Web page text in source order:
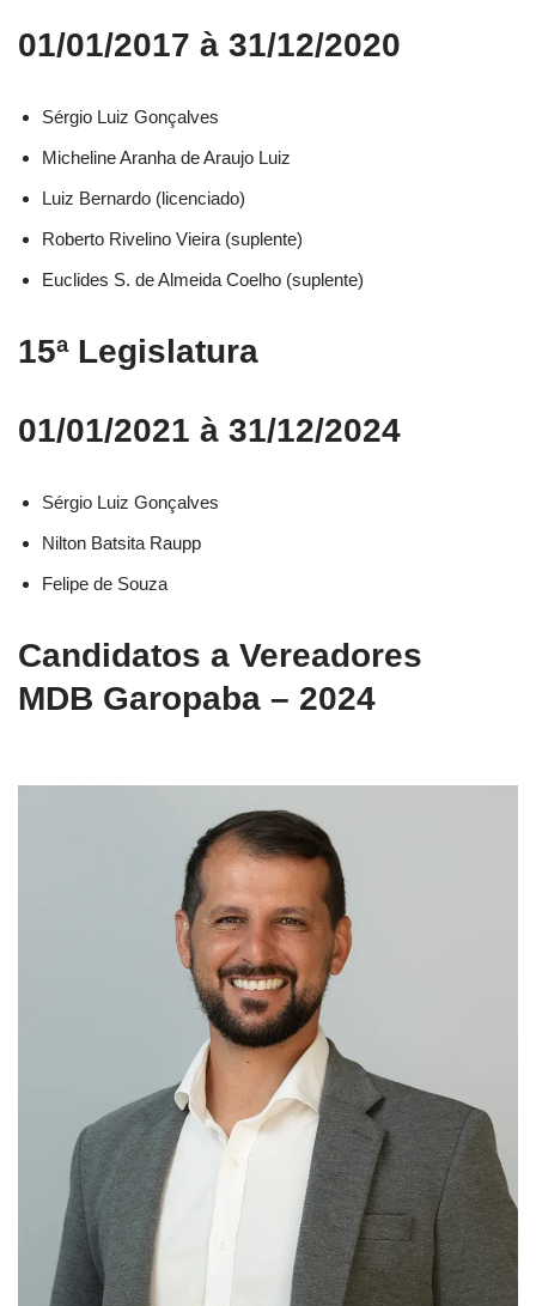
01/01/2017 à 31/12/2020
Sérgio Luiz Gonçalves​
Micheline Aranha de Araujo Luiz​
Luiz Bernardo (licenciado)​
Roberto Rivelino Vieira (suplente)​
Euclides S. de Almeida Coelho (suplente)​
15ª Legislatura
01/01/2021 à 31/12/2024
Sérgio Luiz Gonçalves
Nilton Batsita Raupp
Felipe de Souza
Candidatos a Vereadores
MDB Garopaba – 2024